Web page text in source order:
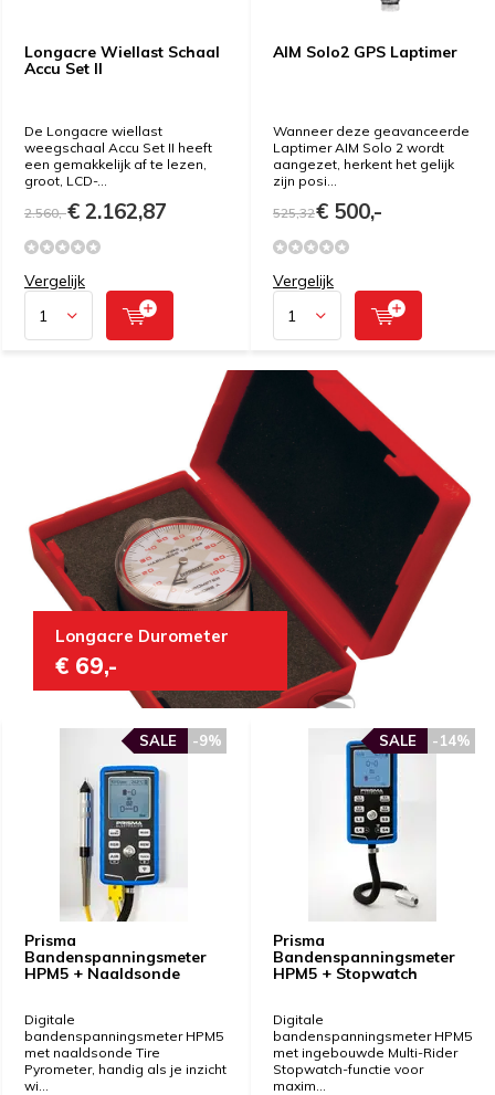
Longacre Wiellast Schaal
Accu Set II
De Longacre wiellast
weegschaal Accu Set II heeft
een gemakkelijk af te lezen,
groot, LCD-...
2.560,-€ 2.162,87
Vergelijk
AIM Solo2 GPS Laptimer
Wanneer deze geavanceerde
Laptimer AIM Solo 2 wordt
aangezet, herkent het gelijk
zijn posi...
525,32€ 500,-
Vergelijk
Longacre Durometer
€ 69,-
Prisma
Bandenspanningsmeter
HPM5 + Naaldsonde
-9%
SALE
Digitale
bandenspanningsmeter HPM5
met naaldsonde Tire
Pyrometer, handig als je inzicht
wi...
Prisma
Bandenspanningsmeter
HPM5 + Stopwatch
-14%
SALE
Digitale
bandenspanningsmeter HPM5
met ingebouwde Multi-Rider
Stopwatch-functie voor
maxim...